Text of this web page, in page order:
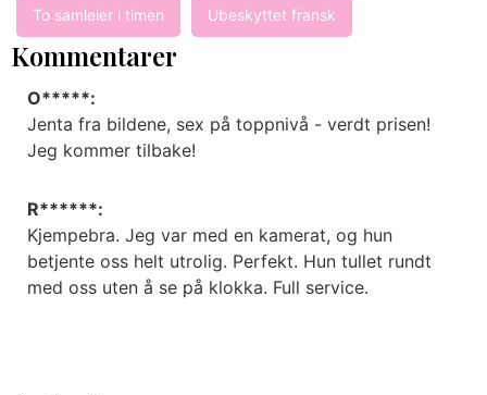
To samleier i timen Ubeskyttet fransk
Kommentarer
O*****:
Jenta fra bildene, sex på toppnivå - verdt prisen!
Jeg kommer tilbake!
R******:
Kjempebra. Jeg var med en kamerat, og hun
betjente oss helt utrolig. Perfekt. Hun tullet rundt
med oss uten å se på klokka. Full service.